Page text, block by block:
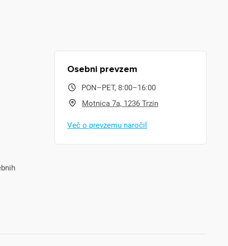
Osebni prevzem
PON–PET, 8:00–16:00
Motnica 7a, 1236 Trzin
Več o prevzemu naročil